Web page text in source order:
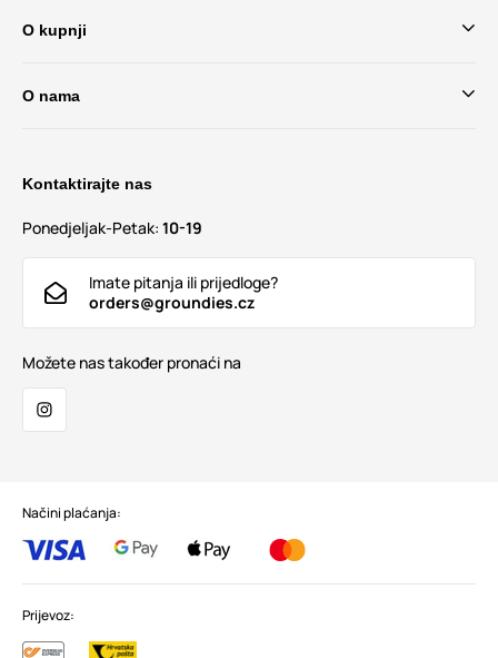
O kupnji
O nama
Kontaktirajte nas
Ponedjeljak-Petak: 10-19
Imate pitanja ili prijedloge?
orders@groundies.cz
Možete nas također pronaći na
Načini plaćanja:
Prijevoz: